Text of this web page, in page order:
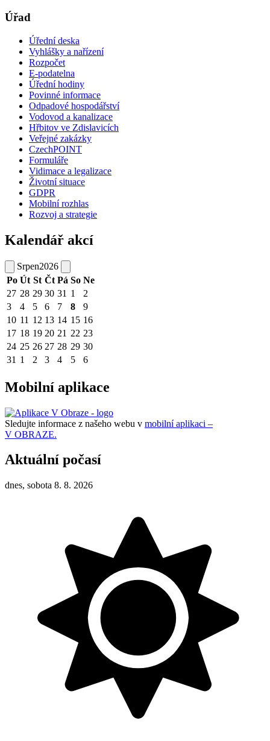
Úřad
Úřední deska
Vyhlášky a nařízení
Rozpočet
E-podatelna
Úřední hodiny
Povinné informace
Odpadové hospodářství
Vodovod a kanalizace
Hřbitov ve Zdislavicích
Veřejné zakázky
CzechPOINT
Formuláře
Vidimace a legalizace
Životní situace
GDPR
Mobilní rozhlas
Rozvoj a strategie
Kalendář akcí
Srpen2026
Po Út St Čt Pá So Ne
27 28 29 30 31 1
2
3
4 5 6 7 8
9
10 11 12 13 14 15 16
17 18 19 20 21 22 23
24 25 26 27 28 29 30
31 1 2 3 4 5 6
Mobilní aplikace
Sledujte informace z našeho webu v mobilní aplikaci –
V OBRAZE.
Aktuální počasí
dnes, sobota 8. 8. 2026